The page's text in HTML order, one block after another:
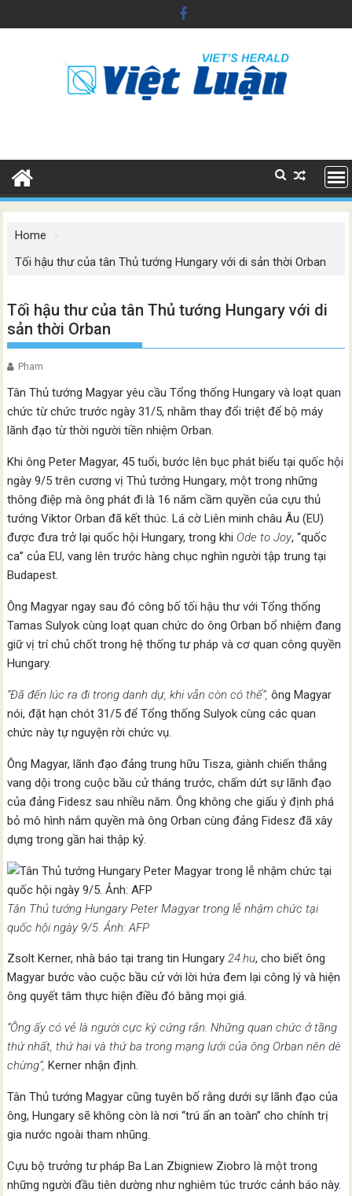
to
Home
Tối hậu thư của tân Thủ tướng Hungary với di sản thời Orban
Tối hậu thư của tân Thủ tướng Hungary với di
sản thời Orban
Pham
Tân Thủ tướng Magyar yêu cầu Tổng thống Hungary và loạt quan
chức từ chức trước ngày 31/5, nhằm thay đổi triệt để bộ máy
lãnh đạo từ thời người tiền nhiệm Orban.
Khi ông Peter Magyar, 45 tuổi, bước lên bục phát biểu tại quốc hội
ngày 9/5 trên cương vị Thủ tướng Hungary, một trong những
thông điệp mà ông phát đi là 16 năm cầm quyền của cựu thủ
tướng Viktor Orban đã kết thúc. Lá cờ Liên minh châu Âu (EU)
được đưa trở lại quốc hội Hungary, trong khi Ode to Joy, “quốc
ca” của EU, vang lên trước hàng chục nghìn người tập trung tại
Budapest.
Ông Magyar ngay sau đó công bố tối hậu thư với Tổng thống
Tamas Sulyok cùng loạt quan chức do ông Orban bổ nhiệm đang
giữ vị trí chủ chốt trong hệ thống tư pháp và cơ quan công quyền
Hungary.
“Đã đến lúc ra đi trong danh dự, khi vẫn còn có thể”, ông Magyar
nói, đặt hạn chót 31/5 để Tổng thống Sulyok cùng các quan
chức này tự nguyện rời chức vụ.
Ông Magyar, lãnh đạo đảng trung hữu Tisza, giành chiến thắng
vang dội trong cuộc bầu cử tháng trước, chấm dứt sự lãnh đạo
của đảng Fidesz sau nhiều năm. Ông không che giấu ý định phá
bỏ mô hình nắm quyền mà ông Orban cùng đảng Fidesz đã xây
dựng trong gần hai thập kỷ.
Tân Thủ tướng Hungary Peter Magyar trong lễ nhậm chức tại
quốc hội ngày 9/5. Ảnh: AFP
Zsolt Kerner, nhà báo tại trang tin Hungary24.hu, cho biết ông
Magyar bước vào cuộc bầu cử với lời hứa đem lại công lý và hiện
ông quyết tâm thực hiện điều đó bằng mọi giá.
“Ông ấy có vẻ là người cực kỳ cứng rắn. Những quan chức ở tầng
thứ nhất, thứ hai và thứ ba trong mạng lưới của ông Orban nên dè
chừng”, Kerner nhận định.
Tân Thủ tướng Magyar cũng tuyên bố rằng dưới sự lãnh đạo của
ông, Hungary sẽ không còn là nơi “trú ẩn an toàn” cho chính trị
gia nước ngoài tham nhũng.
Cựu bộ trưởng tư pháp Ba Lan Zbigniew Ziobro là một trong
những người đầu tiên dường như nghiêm túc trước cảnh báo này.